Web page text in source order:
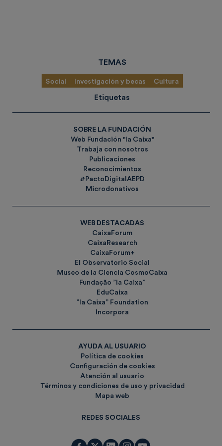
TEMAS
Social Investigación y becas Cultura
Etiquetas
SOBRE LA FUNDACIÓN
Web Fundación "la Caixa"
Trabaja con nosotros
Publicaciones
Reconocimientos
#PactoDigitalAEPD
Microdonativos
WEB DESTACADAS
CaixaForum
CaixaResearch
CaixaForum+
El Observatorio Social
Museo de la Ciencia CosmoCaixa
Fundação ”la Caixa”
EduCaixa
”la Caixa” Foundation
Incorpora
AYUDA AL USUARIO
Política de cookies
Configuración de cookies
Atención al usuario
Términos y condiciones de uso y privacidad
Mapa web
REDES SOCIALES